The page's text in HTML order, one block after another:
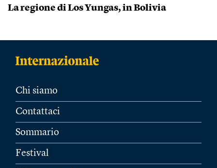
La regione di Los Yungas, in Bolivia
Chi siamo
Contattaci
Sommario
Festival